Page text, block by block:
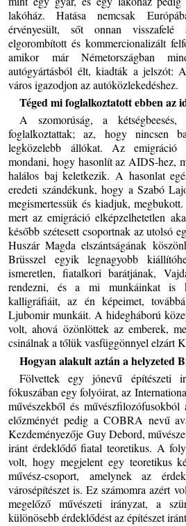
lakóház. Hatása nemcsak
érvényesült, sőt onnan visszafelé
elgorombított és kommercionalizált
amikor már Németországban
autógyártásból élt, kiadták a jelszót:
város igazodjon az autóközlekedéshez.
Téged mi foglalkoztatott ebben az
A szomorúság, a
foglalkoztattak; az, hogy nincsen
legközelebb állókat. Az emigráció
mondani, hogy hasonlít az AIDS-hez,
halálos baj keletkezik. A hasonlat
eredeti szándékunk, hogy a Szabó
megismertessük és kiadjuk,
mert az emigráció elképzelhetetlen
később szétesett csoportnak az utolsó
Huszár Magda elszántságának
Brüsszel egyik legnagyobb
ismeretlen, fiatalkori barátjának,
rendezni, és a mi munkáinkat is
kalligráfiáit, az én képeimet,
Ljubomir munkáit. A hidegháború
volt, ahová özönlöttek az emberek,
csinálnak a tőlük vasfüggönnyel elzárt
Hogyan alakult aztán a helyzeted
Fölvettek egy jónevű építészeti
fókuszában egy folyóirat, az
művészekből és
előzményét pedig a COBRA nevű
Kezdeményezője Guy Debord,
iránt érdeklődő fiatal teoretikus. A
volt, hogy megjelent egy teoretikus
művész-csoport, amelynek az
városépítészet is. Ez számomra azért
megelőző művészeti irányzat, a
különösebb érdeklődést az építészet